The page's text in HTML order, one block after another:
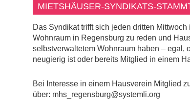
MIETSHÄUSER-SYNDIKATS-
Das Syndikat trifft sich jeden dritten
Wohnraum in Regensburg zu reden und
selbstverwaltetem Wohnraum haben – egal,
neugierig ist oder bereits Mitglied in einem
Bei Interesse in einem Hausverein Mitglied
über: mhs_regensburg@systemli.org